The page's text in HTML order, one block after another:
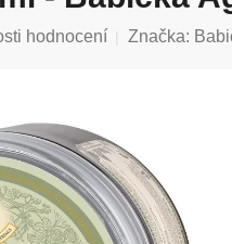
hodnocení Značka: